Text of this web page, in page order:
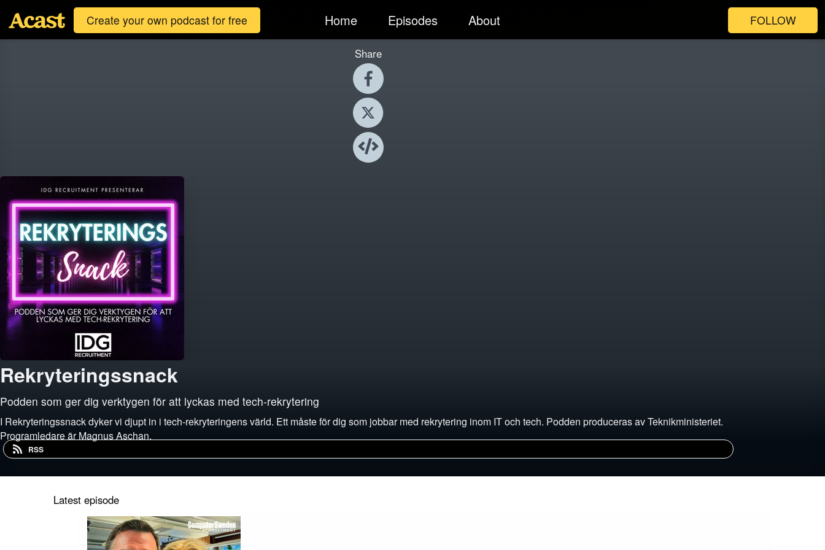
Create your own podcast for free Home Episodes About FOLLOW
Share
Rekryteringssnack
Podden som ger dig verktygen för att lyckas med tech-rekrytering
I Rekryteringssnack dyker vi djupt in i tech-rekryteringens värld. Ett måste för dig som jobbar med rekrytering inom IT och tech. Podden produceras av Teknikministeriet.
Programledare är Magnus Aschan.
RSS
Latest episode